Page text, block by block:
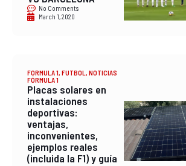
No Comments
March 1, 2020
FORMULA 1, FUTBOL, NOTICIAS
FÓRMULA 1
Placas solares en
instalaciones
deportivas:
ventajas,
inconvenientes,
ejemplos reales
(incluida la F1) y guía